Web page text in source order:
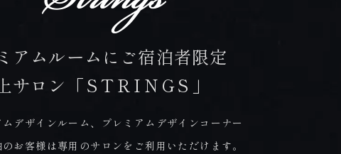
アムルームにご宿泊者限定
サロン 「STRINGS」
ムデザインルーム、プレミアムデザインコーナー
お客様は専用のサロンをご利用いただけます。